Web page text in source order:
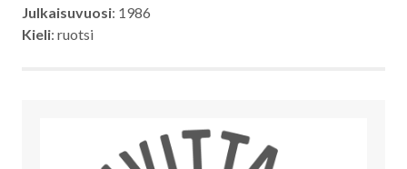
Julkaisuvuosi: 1986
Kieli: ruotsi